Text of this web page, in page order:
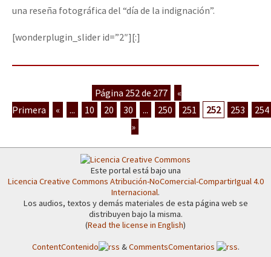
una reseña fotográfica del “día de la indignación”.
[wonderplugin_slider id=”2″][:]
Página 252 de 277
«
Primera
« ... 10 20 30 ... 250 251 252 253
254
»
Este portal está bajo una
Licencia Creative Commons Atribución-NoComercial-CompartirIgual 4.0
Internacional.
Los audios, textos y demás materiales de esta página web se
distribuyen bajo la misma.
(Read the license in English)
ContentContenido &CommentsComentarios .